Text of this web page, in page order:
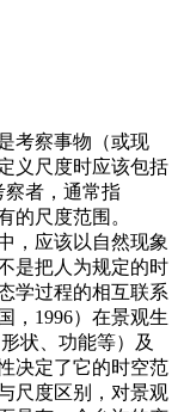
考察事物（或现
义尺度时应该包括
察者，通常指
的尺度范围。
，应该以自然现象
是把人为规定的时
学过程的相互联系
，1996）在景观生
状、功能等）及
决定了它的时空范
尺度区别，对景观